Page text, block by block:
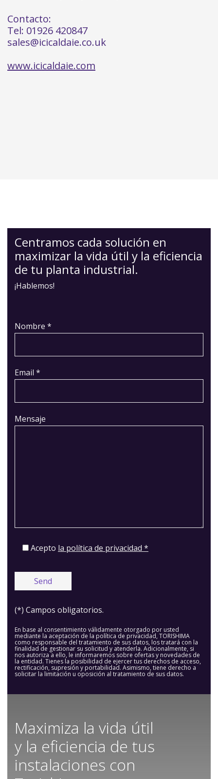
Contacto:
Tel: 01926 420847
sales@icicaldaie.co.uk
www.icicaldaie.com
Centramos cada solución en
maximizar la vida útil y la eficiencia
de tu planta industrial.
¡Hablemos!
Nombre *
Email *
Mensaje
Acepto la política de privacidad *
(*) Campos obligatorios.
En base al consentimiento válidamente otorgado por usted
mediante la aceptación de la política de privacidad, TORISHIMA
como responsable del tratamiento de sus datos, los tratará con la
finalidad de gestionar su solicitud y atenderla. Adicionalmente, si
nos autoriza a ello, le informaremos sobre ofertas y novedades de
la entidad. Tienes la posibilidad de ejercer tus derechos de acceso,
rectificación, supresión y portabilidad. Asimismo, tiene derecho a
solicitar la limitación u oposición al tratamiento de sus datos.
Maximiza la vida útil
y la eficiencia de tus
instalaciones con